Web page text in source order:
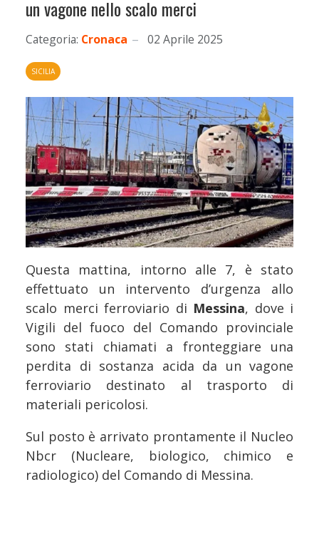
un vagone nello scalo merci
Categoria: Cronaca 02 Aprile 2025
SICILIA
Questa mattina, intorno alle 7, è stato
effettuato un intervento d’urgenza allo
scalo merci ferroviario di Messina, dove i
Vigili del fuoco del Comando provinciale
sono stati chiamati a fronteggiare una
perdita di sostanza acida da un vagone
ferroviario destinato al trasporto di
materiali pericolosi.
Sul posto è arrivato prontamente il Nucleo
Nbcr (Nucleare, biologico, chimico e
radiologico) del Comando di Messina.